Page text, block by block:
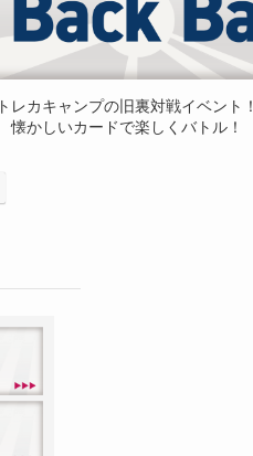
トレカキャンプの旧裏対戦イベント！
懐かしいカードで楽しくバトル！